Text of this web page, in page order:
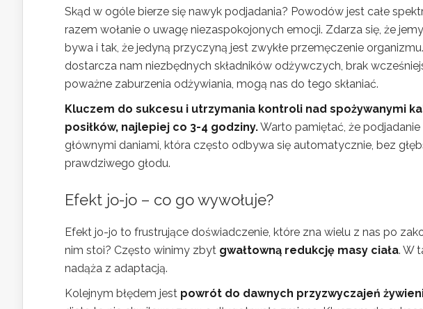
Skąd w ogóle bierze się nawyk podjadania? Powodów jest całe
razem wołanie o uwagę niezaspokojonych emocji. Zdarza się, że
bywa i tak, że jedyną przyczyną jest zwykłe przemęczenie
dostarcza nam niezbędnych składników odżywczych, brak
poważne zaburzenia odżywiania, mogą nas do tego skłaniać.
Kluczem do sukcesu i utrzymania kontroli nad spożywanymi
posiłków, najlepiej co 3-4 godziny.Warto pamiętać, że
głównymi daniami, która często odbywa się automatycznie, bez
prawdziwego głodu.
Efekt jo-jo – co go wywołuje?
Efekt jo-jo to frustrujące doświadczenie, które zna wielu z nas po
nim stoi? Często winimy zbyt gwałtowną redukcję masy ciała. W
nadąża z adaptacją.
Kolejnym błędem jest powrót do dawnych przyzwyczajeń